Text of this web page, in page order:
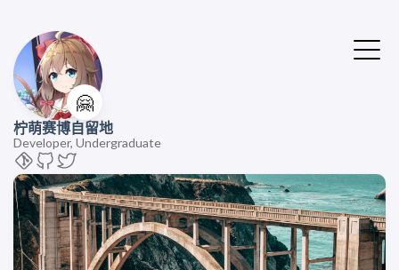
🤗
柠萌赛博自留地
Developer, Undergraduate